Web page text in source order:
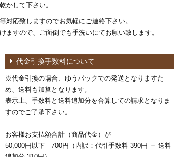
かして下さい。
応致しますのでお気軽にご連絡下さい。
すので、ご面倒でも手洗いにてお願い致します。
代金引換手数料について
※代金引換の場合、ゆうパックでの発送となりますた
め、送料も加算となります。
表示上、手数料と送料追加分を合算しての請求となりま
すのでご了承下さい。
お客様お支払額合計（商品代金）が
50,000円以下 700円（内訳：代引手数料 390円 ＋ 送料